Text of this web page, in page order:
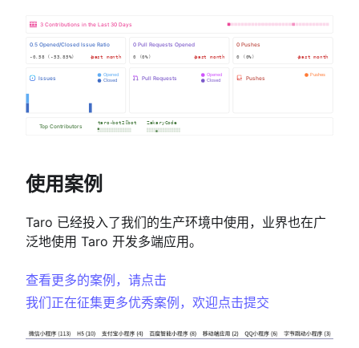
使用案例
Taro 已经投入了我们的生产环境中使用，业界也在广
泛地使用 Taro 开发多端应用。
查看更多的案例，请点击
我们正在征集更多优秀案例，欢迎点击提交